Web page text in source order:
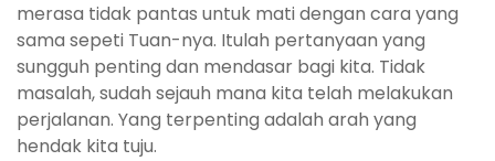
merasa tidak pantas untuk mati dengan cara yang
sama sepeti Tuan-nya. Itulah pertanyaan yang
sungguh penting dan mendasar bagi kita. Tidak
masalah, sudah sejauh mana kita telah melakukan
perjalanan. Yang terpenting adalah arah yang
hendak kita tuju.